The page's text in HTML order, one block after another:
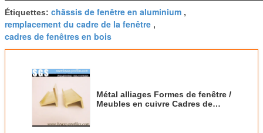
Étiquettes: châssis de fenêtre en aluminium ,
remplacement du cadre de la fenêtre ,
cadres de fenêtres en bois
Métal alliages Formes de fenêtre /
Meubles en cuivre Cadres de